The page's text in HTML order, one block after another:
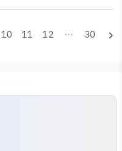
10 11 12 ··· 30 navigate_next